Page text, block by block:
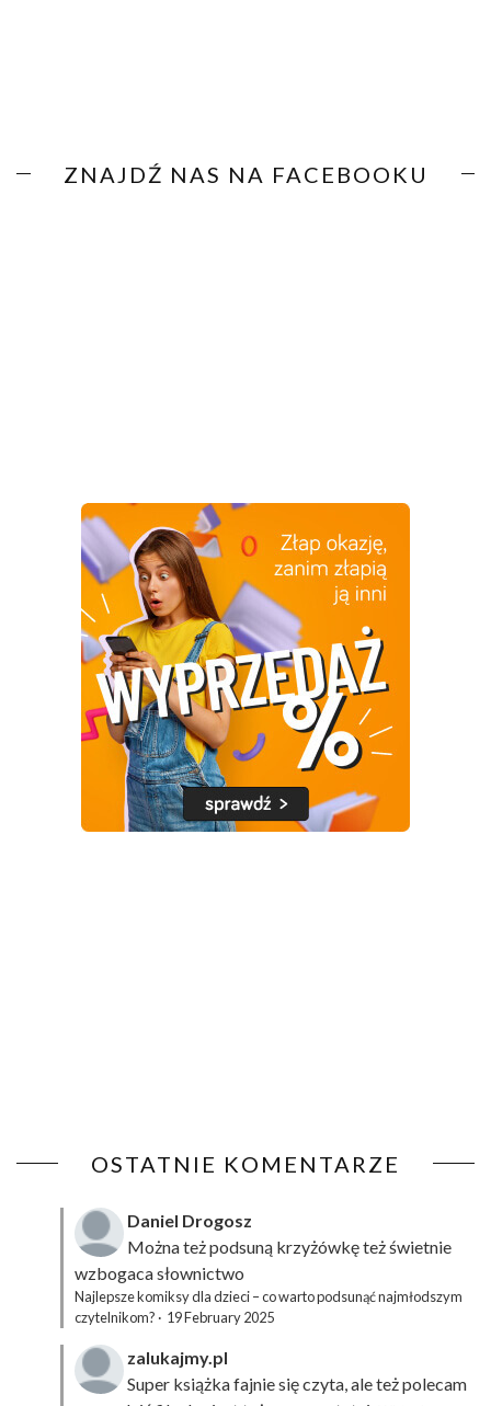
ZNAJDŹ NAS NA FACEBOOKU
OSTATNIE KOMENTARZE
Daniel Drogosz
Można też podsuną krzyżówkęteż świetnie
wzbogaca słownictwo
Najlepsze komiksy dla dzieci – co warto podsunąć najmłodszym
czytelnikom? · 19 February 2025
zalukajmy.pl
Super książka fajnie się czyta, ale też polecam